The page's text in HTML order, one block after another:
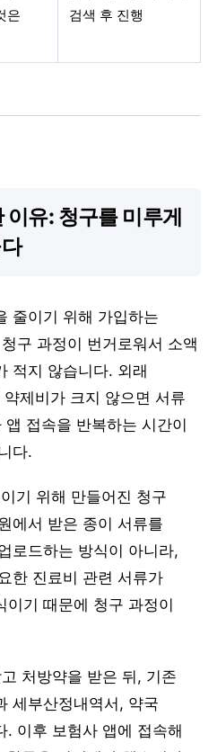
은
검색 후 진행
유: 청구를 미루게
줄이기 위해 가입하는
구 과정이 번거로워서 소액
적지 않습니다. 외래
제비가 크지 않으면 서류
접속을 반복하는 시간이
다.
기 위해 만들어진 청구
에서 받은 종이 서류를
로드하는 방식이 아니라,
한 진료비 관련 서류가
이기 때문에 청구 과정이
처방약을 받은 뒤, 기존
세부산정내역서, 약국
. 이후 보험사 앱에 접속해